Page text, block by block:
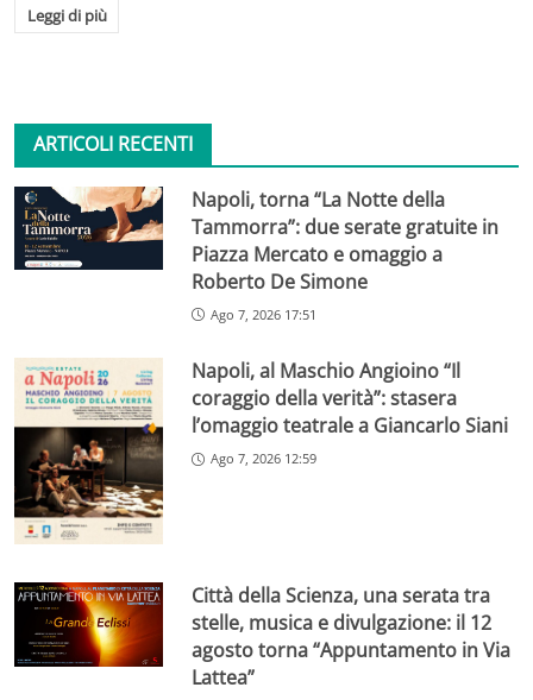
Leggi di più
ARTICOLI RECENTI
Napoli, torna “La Notte della
Tammorra”: due serate gratuite in
Piazza Mercato e omaggio a
Roberto De Simone
Ago 7, 2026 17:51
Napoli, al Maschio Angioino “Il
coraggio della verità”: stasera
l’omaggio teatrale a Giancarlo Siani
Ago 7, 2026 12:59
Città della Scienza, una serata tra
stelle, musica e divulgazione: il 12
agosto torna “Appuntamento in Via
Lattea”